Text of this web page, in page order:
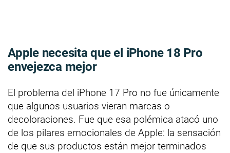
Apple necesita que el iPhone 18 Pro
envejezca mejor
El problema del iPhone 17 Pro no fue únicamente
que algunos usuarios vieran marcas o
decoloraciones. Fue que esa polémica atacó uno
de los pilares emocionales de Apple: la sensación
de que sus productos están mejor terminados